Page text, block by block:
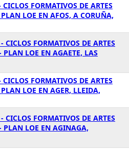
FORMATIVOS DE ARTES
LOE EN AFOS, A CORUÑA,
CICLOS FORMATIVOS DE ARTES
PLAN LOE EN AGAETE, LAS
FORMATIVOS DE ARTES
LOE EN AGER, LLEIDA,
CICLOS FORMATIVOS DE ARTES
PLAN LOE EN AGINAGA,